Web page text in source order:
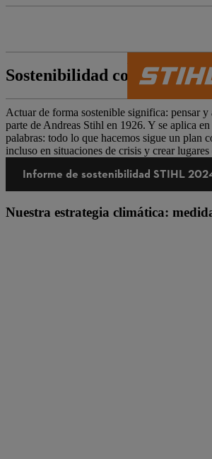
Sostenibilidad como
Actuar de forma sostenible significa: pensar
parte de Andreas Stihl en 1926. Y se aplica
palabras: todo lo que hacemos sigue un plan
incluso en situaciones de crisis y crear
Informe de sostenibilidad STIHL
Nuestra estrategia climática: